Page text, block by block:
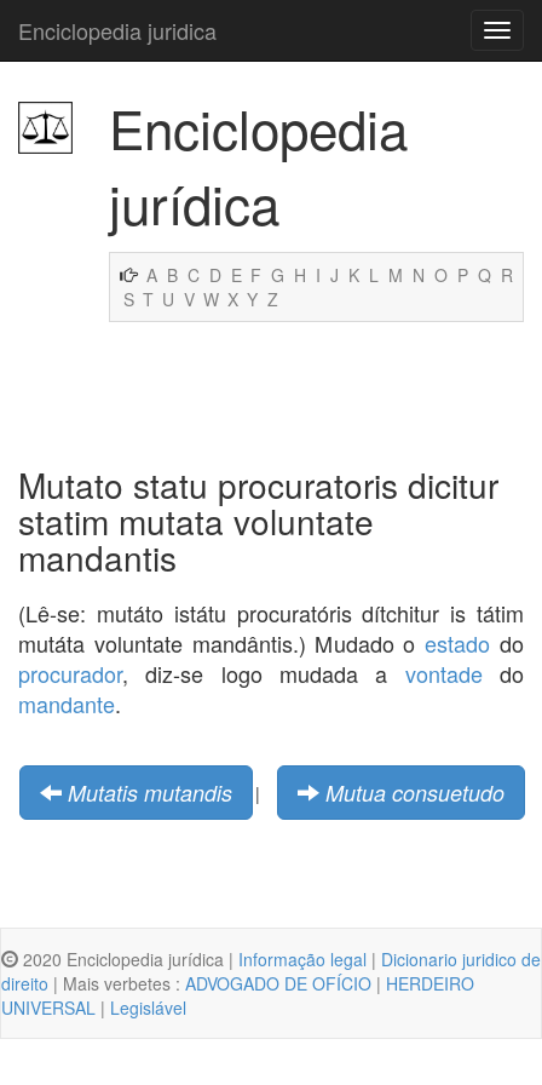
Enciclopedia juridica
Enciclopedia
jurídica
A B C D E F G H I J K L M N O P Q R
S T U V W X Y Z
Mutato statu procuratoris dicitur
statim mutata voluntate
mandantis
(Lê-se: mutáto istátu procuratóris dítchitur is tátim
mutáta voluntate mandântis.) Mudado oestado do
procurador, diz-se logo mudada a vontadedo
mandante.
Mutatis mutandis | Mutua consuetudo
2020 Enciclopedia jurídica | Informação legal | Dicionario juridico de
direito | Mais verbetes : ADVOGADO DE OFÍCIO | HERDEIRO
UNIVERSAL | Legislável